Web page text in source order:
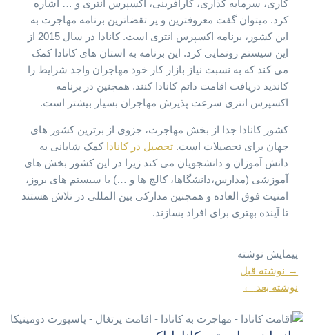
کاری، سرمایه گذاری، کارآفرینی، اکسپرس انتری و … اشاره
کرد. میتوان گفت معروفترین و پر تقضاترین برنامه مهاجرت به
این کشور، برنامه اکسپرس انتری است. کانادا در سال 2015 از
این سیستم رونمایی کرد. این برنامه به استان های کانادا کمک
می کند که به نسبت نیاز بازار کار خود مهاجران واجد شرایط را
کاندید دریافت اقامت دائم کانادا کنند. همچنین در برنامه
اکسپرس انتری سرعت پذیرش مهاجران بسیار بیشتر است.
کشور کانادا جدا از بخش مهاجرت، جزوی از برترین کشور های
جهان برای تحصیلات است.تحصیل در کانادا کمک شایانی به
دانش آموزان و دانشجویان می کند زیرا در این کشور بخش های
آموزشی (مدارس،دانشگاها، کالج ها و …) با سیستم های بروز،
امنیت فوق العاده و همچنین مدارکی بین المللی در تلاش هستند
تا آینده بهتری برای افراد بسازند.
پیمایش نوشته
→ نوشته قبل
نوشته بعد ←